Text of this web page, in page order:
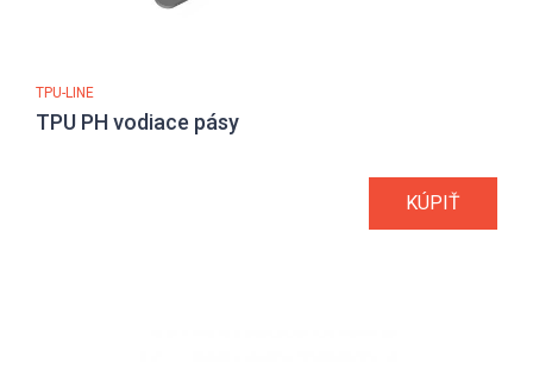
TPU-LINE
TPU PH vodiace pásy
KÚPIŤ